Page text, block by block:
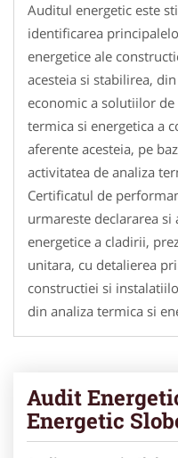
Auditul energetic este
identificarea
energetice ale
acesteia si stabilirea,
economic a solutiilor
termica si energetica a
aferente acesteia, pe
activitatea de analiza
Certificatul de
urmareste declararea
energetice a cladirii,
unitara, cu detalierea
constructiei si
din analiza termica si
Audit
Energetic